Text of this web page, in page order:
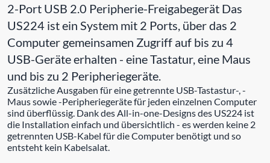
2-Port USB 2.0 Peripherie-Freigabegerät Das
US224 ist ein System mit 2 Ports, über das 2
Computer gemeinsamen Zugriff auf bis zu 4
USB-Geräte erhalten - eine Tastatur, eine Maus
und bis zu 2 Peripheriegeräte.
Zusätzliche Ausgaben für eine getrennte USB-Tastastur-, -
Maus sowie -Peripheriegeräte für jeden einzelnen Computer
sind überflüssig. Dank des All-in-one-Designs des US224 ist
die Installation einfach und übersichtlich - es werden keine 2
getrennten USB-Kabel für die Computer benötigt und so
entsteht kein Kabelsalat.